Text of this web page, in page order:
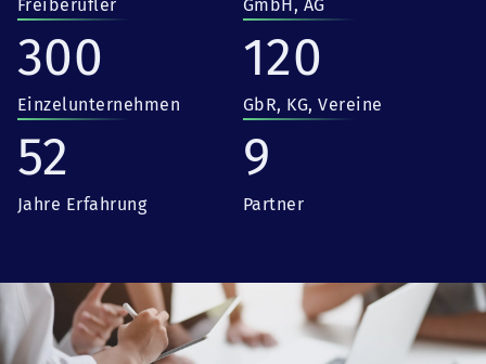
Freiberufler GmbH, AG
300
Einzelunternehmen
120
GbR, KG, Vereine
52
Jahre Erfahrung
9
Partner